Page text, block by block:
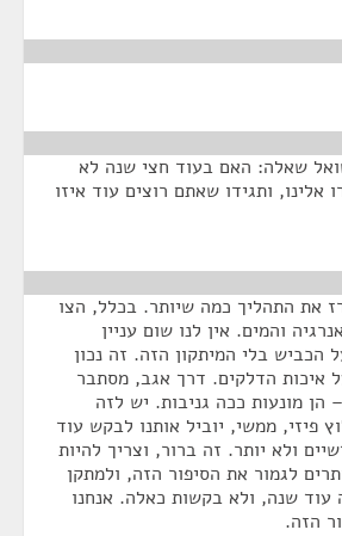
שואל שאלה: האם בעוד חצי שנה לא
ותגידו שאתם רוצים עוד איזו
את התהליך כמה שיותר. בכלל, הצו
והמים. אין לנו שום עניין
הכביש בלי המיתקון הזה. זה נכון
איכות הדלקים. דרך אגב, מסתבר
הן מונעות ככה גניבות. יש לזה
פיזי, ממשי, יוביל אותנו לבקש עוד
ולא יותר. זה ברור, וצריך להיות
לגמור את הסיפור הזה, ולמתקן
עוד שנה, ולא בקשות כאלה. אנחנו
הזה.